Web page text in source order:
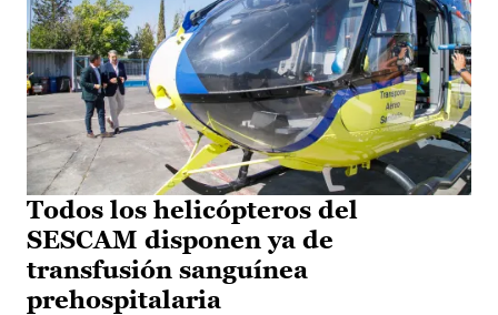
Todos los helicópteros del
SESCAM disponen ya de
transfusión sanguínea
prehospitalaria